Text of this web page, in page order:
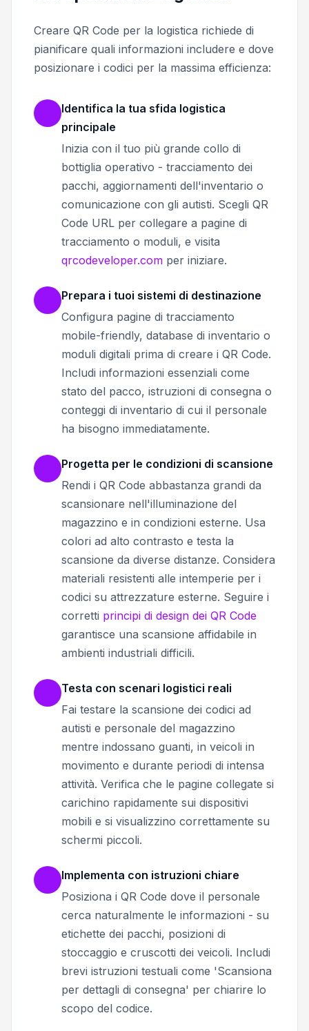
Creare QR Code per la logistica richiede di
pianificare quali informazioni includere e dove
posizionare i codici per la massima efficienza:
Identifica la tua sfida logistica
principale
Inizia con il tuo più grande collo di
bottiglia operativo - tracciamento dei
pacchi, aggiornamenti dell'inventario o
comunicazione con gli autisti. Scegli QR
Code URL per collegare a pagine di
tracciamento o moduli, e visita
qrcodeveloper.com per iniziare.
Prepara i tuoi sistemi di destinazione
Configura pagine di tracciamento
mobile-friendly, database di inventario o
moduli digitali prima di creare i QR Code.
Includi informazioni essenziali come
stato del pacco, istruzioni di consegna o
conteggi di inventario di cui il personale
ha bisogno immediatamente.
Progetta per le condizioni di scansione
Rendi i QR Code abbastanza grandi da
scansionare nell'illuminazione del
magazzino e in condizioni esterne. Usa
colori ad alto contrasto e testa la
scansione da diverse distanze. Considera
materiali resistenti alle intemperie per i
codici su attrezzature esterne. Seguire i
corretti principi di design dei QR Code
garantisce una scansione affidabile in
ambienti industriali difficili.
Testa con scenari logistici reali
Fai testare la scansione dei codici ad
autisti e personale del magazzino
mentre indossano guanti, in veicoli in
movimento e durante periodi di intensa
attività. Verifica che le pagine collegate si
carichino rapidamente sui dispositivi
mobili e si visualizzino correttamente su
schermi piccoli.
Implementa con istruzioni chiare
Posiziona i QR Code dove il personale
cerca naturalmente le informazioni - su
etichette dei pacchi, posizioni di
stoccaggio e cruscotti dei veicoli. Includi
brevi istruzioni testuali come 'Scansiona
per dettagli di consegna' per chiarire lo
scopo del codice.